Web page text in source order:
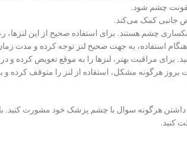
عفونت چشم شود.
جانبی کمک می‌کند.
چشم هستند. برای استفاده صحیح از این لنزها،
استفاده، به جهت صحیح لنز توجه کرده و مدت
برای مراقبت بهتر، لنزها را به موقع تعویض کرده و
هرگونه مشکل، استفاده از لنز را متوقف کرده
داشتن هرگونه سوال با چشم ‌پزشک خود مشورت کنید.
کنید.